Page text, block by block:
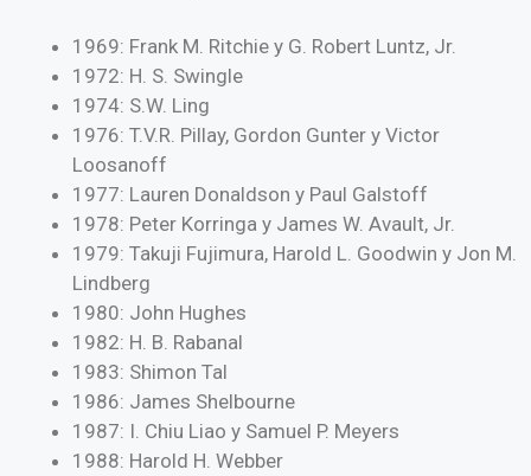
1969: Frank M. Ritchie y G. Robert Luntz, Jr.
1972: H. S. Swingle
1974: S.W. Ling
1976: T.V.R. Pillay, Gordon Gunter y Victor
Loosanoff
1977: Lauren Donaldson y Paul Galstoff
1978: Peter Korringa y James W. Avault, Jr.
1979: Takuji Fujimura, Harold L. Goodwin y Jon M.
Lindberg
1980: John Hughes
1982: H. B. Rabanal
1983: Shimon Tal
1986: James Shelbourne
1987: I. Chiu Liao y Samuel P. Meyers
1988: Harold H. Webber